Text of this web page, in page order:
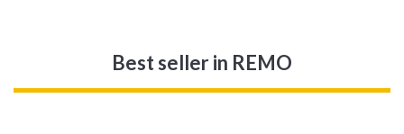
Best sellerin REMO